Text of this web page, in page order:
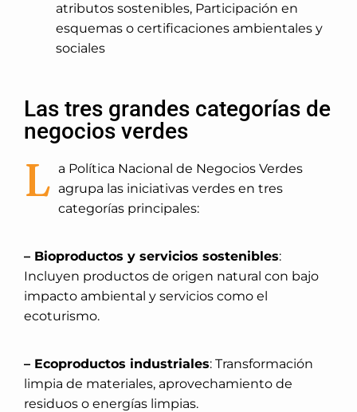
atributos sostenibles, Participación en
esquemas o certificaciones ambientales y
sociales
Las tres grandes categorías de
negocios verdes
L a Política Nacional de Negocios Verdes
agrupa las iniciativas verdes en tres
categorías principales:
– Bioproductos y servicios sostenibles:
Incluyen productos de origen natural con bajo
impacto ambiental y servicios como el
ecoturismo.
– Ecoproductos industriales: Transformación
limpia de materiales, aprovechamiento de
residuos o energías limpias.